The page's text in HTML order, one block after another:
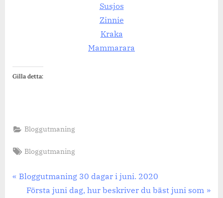
Susjos
Zinnie
Kraka
Mammarara
Gilla detta:
Bloggutmaning
Tags:
Bloggutmaning
Inläggsnavigering
Previous
Post:
Bloggutmaning 30 dagar i juni. 2020
Next
Första juni dag, hur beskriver du bäst juni som